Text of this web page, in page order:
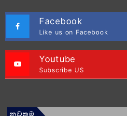
Facebook
Like us on Facebook
Youtube
Subscribe US
නවතම